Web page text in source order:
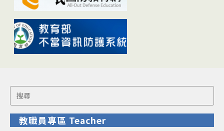
Search
for:
教職員專區 Teacher